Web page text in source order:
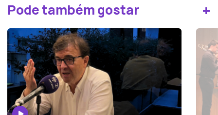
Pode também gostar +